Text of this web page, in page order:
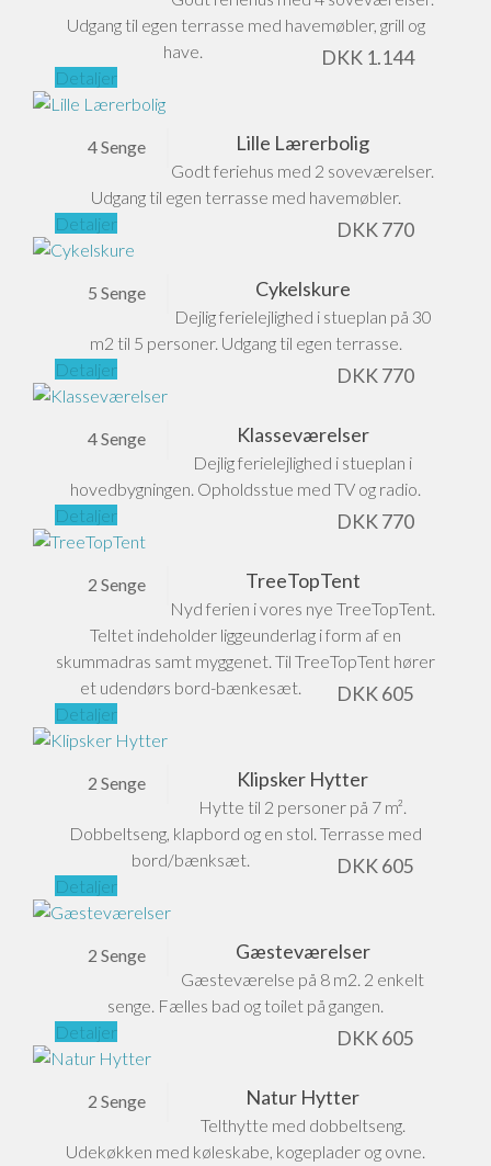
Udgang til egen terrasse med havemøbler, grill og
have.
DKK 1.144
Detaljer
Lille Lærerbolig
4 Senge
Godt feriehus med 2 soveværelser.
Udgang til egen terrasse med havemøbler.
DKK770
Detaljer
Cykelskure
5 Senge
Dejlig ferielejlighed i stueplan på 30
m2 til 5 personer. Udgang til egen terrasse.
DKK770
Detaljer
Klasseværelser
4 Senge
Dejlig ferielejlighed i stueplan i
hovedbygningen. Opholdsstue med TV og radio.
DKK770
Detaljer
TreeTopTent
2 Senge
Nyd ferien i vores nye TreeTopTent.
Teltet indeholder liggeunderlag i form af en
skummadras samt myggenet. Til TreeTopTent hører
et udendørs bord-bænkesæt.
DKK605
Detaljer
Klipsker Hytter
2 Senge
Hytte til 2 personer på 7 m².
Dobbeltseng, klapbord og en stol. Terrasse med
bord/bænksæt.
DKK605
Detaljer
Gæsteværelser
2 Senge
Gæsteværelse på 8 m2. 2 enkelt
senge. Fælles bad og toilet på gangen.
DKK605
Detaljer
Natur Hytter
2 Senge
Telthytte med dobbeltseng.
Udekøkken med køleskabe, kogeplader og ovne.